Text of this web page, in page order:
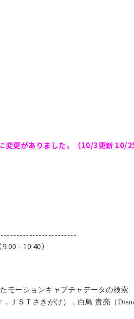
更がありました。（10/3更新 10/25
- 10:40）
モーションキャプチャデータの検索
ＪＳＴさきがけ），白鳥 貴亮（